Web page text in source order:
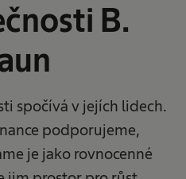
B.
spočívá v jejích lidech.
podporujeme,
je jako rovnocenné